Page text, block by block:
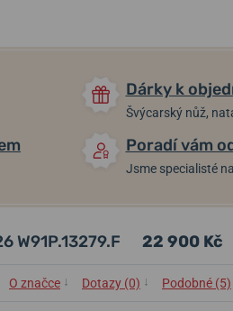
Dárky k
Švýcarský nůž,
Poradí vám
Jsme specialisté
W91P.13279.F 22 900 Kč
O značce ↓ Dotazy (0) ↓ Podobné (5)